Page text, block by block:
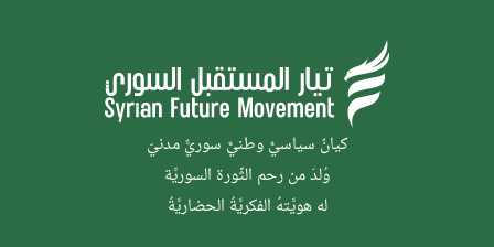
كيانٌ سياسيٌّ وطنيٌّ سوريٌّ مدنيّ
وُلدَ من رحم الثَّورة السوريَّة
له هويَّتهُ الفكريَّةُ الحضاريَّةُ